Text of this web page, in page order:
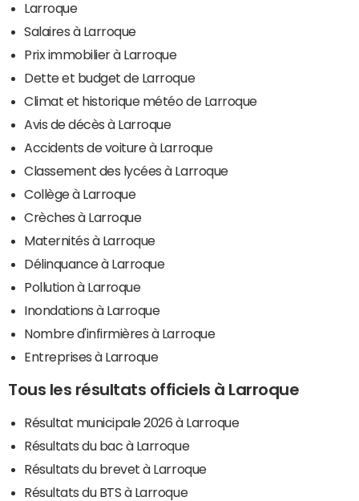
Larroque
Salaires à Larroque
Prix immobilier à Larroque
Dette et budget de Larroque
Climat et historique météo de Larroque
Avis de décès à Larroque
Accidents de voiture à Larroque
Classement des lycées à Larroque
Collège à Larroque
Crèches à Larroque
Maternités à Larroque
Délinquance à Larroque
Pollution à Larroque
Inondations à Larroque
Nombre d'infirmières à Larroque
Entreprises à Larroque
Tous les résultats officiels à Larroque
Résultat municipale 2026 à Larroque
Résultats du bac à Larroque
Résultats du brevet à Larroque
Résultats du BTS à Larroque